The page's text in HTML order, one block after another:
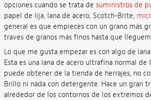
opciones cuando se trata de suministros de
papel de lija, lana de acero, Scotch-Brite,
general es que empieces con un grano más
través de granos más finos hasta que
Lo que me gusta empezar es con algo de
Esta es una lana de acero ultrafina normal
puede obtener de la tienda de herrajes, no
Brillo ni nada con detergente. Hace un gran
alrededor de los contornos de los extremos